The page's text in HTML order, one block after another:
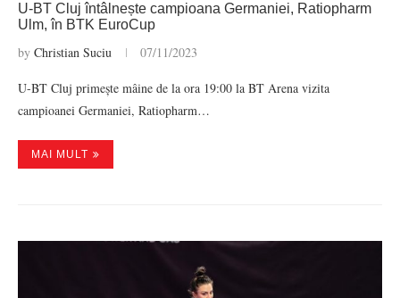
U-BT Cluj întâlnește campioana Germaniei, Ratiopharm
Ulm, în BTK EuroCup
by Christian Suciu 07/11/2023
U-BT Cluj primește mâine de la ora 19:00 la BT Arena vizita
campioanei Germaniei, Ratiopharm…
MAI MULT